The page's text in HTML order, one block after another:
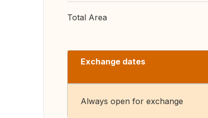
Total Area
Exchange dates
Always open for exchange